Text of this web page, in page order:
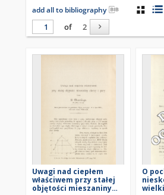
add all to bibliography
of
2
Uwagi nad ciepłem
właściwem przy stałej
objętości mieszaniny
O